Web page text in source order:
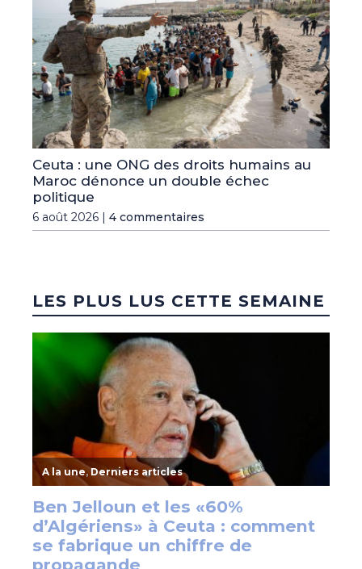
Ceuta : une ONG des droits humains au
Maroc dénonce un double échec
politique
6 août 2026 | 4 commentaires
LES PLUS LUS CETTE SEMAINE